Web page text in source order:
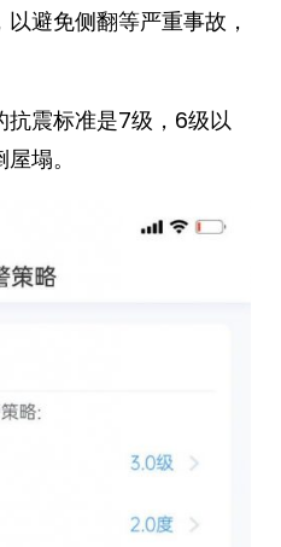
避免侧翻等严重事故，
抗震标准是7级，6级以
塌。